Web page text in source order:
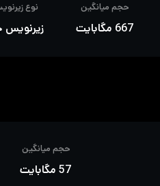
حجم میانگین
667 مگابایت
نوع
زیرنویس
حجم میانگین
57 مگابایت